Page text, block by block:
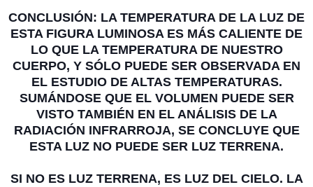
CONCLUSIÓN: LA TEMPERATURA DE LA LUZ DE
ESTA FIGURA LUMINOSA ES MÁS CALIENTE DE
LO QUE LA TEMPERATURA DE NUESTRO
CUERPO, Y SÓLO PUEDE SER OBSERVADA EN
EL ESTUDIO DE ALTAS TEMPERATURAS.
SUMÁNDOSE QUE EL VOLUMEN PUEDE SER
VISTO TAMBIÉN EN EL ANÁLISIS DE LA
RADIACIÓN INFRARROJA, SE CONCLUYE QUE
ESTA LUZ NO PUEDE SER LUZ TERRENA.
SI NO ES LUZ TERRENA, ES LUZ DEL CIELO. LA